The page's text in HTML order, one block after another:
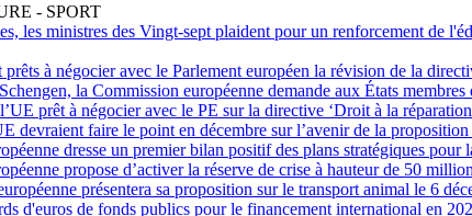
- SPORT
les ministres des Vingt-sept plaident pour un renforcement de
prêts à négocier avec le Parlement européen la révision de la
la Commission européenne demande aux États
prêt à négocier avec le PE sur la directive ‘Droit à la
devraient faire le point en décembre sur l’avenir de la proposition
dresse un premier bilan positif des plans stratégiques pour
propose d’activer la réserve de crise à hauteur de 50
présentera sa proposition sur le transport animal le 6
d'euros de fonds publics pour le financement international en